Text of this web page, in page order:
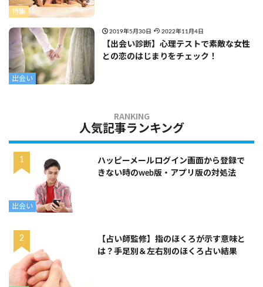
特集
出会い
2019年5月30日 2022年11月4日
【出会い診断】心理テストで素敵な女性
との恋のはじまりをチェック！
人気記事ランキング
出会い
ハッピーメールログイン画面から登録で
きない時のweb版・アプリ版の対処法
【占い師監修】指のほくろが示す意味と
は？手足別＆左右別のほくろ占い結果